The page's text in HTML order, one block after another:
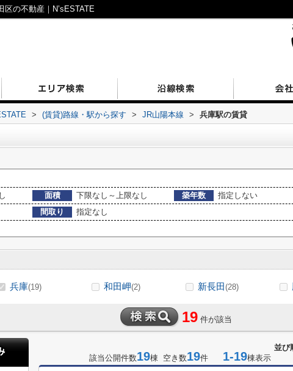
の不動産｜N’sESTATE
> (賃貸)路線・駅から探す > JR山陽本線 > 兵庫駅の賃貸
面積 下限なし～上限なし 築年数
指定しない
間取り
指定なし
兵庫(19) 和田岬(2) 新長田(28)
19 件が該当
並び
該当公開件数19棟 空き数19件 1-19棟表示